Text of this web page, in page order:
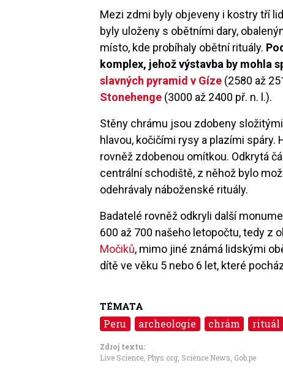
Mezi zdmi byly objeveny i kostry tří
byly uloženy s obětními dary,
místo, kde probíhaly obětní rituály.
komplex, jehož výstavba by mohla
slavných pyramid v Gíze (2580 až
Stonehenge (3000 až 2400 př. n. l.).
Stěny chrámu jsou zdobeny
hlavou, kočičími rysy a plazími
rovněž zdobenou omítkou. Odkrytá
centrální schodiště, z něhož bylo
odehrávaly náboženské rituály.
Badatelé rovněž odkryli další
600 až 700 našeho letopočtu, tedy z
Močiků, mimo jiné známá lidskými
dítě ve věku 5 nebo 6 let, které
TÉMATA
Peru archeologie chrám rituál
Zdroj textu:
Live Science Phys.org Science News Gob.pe